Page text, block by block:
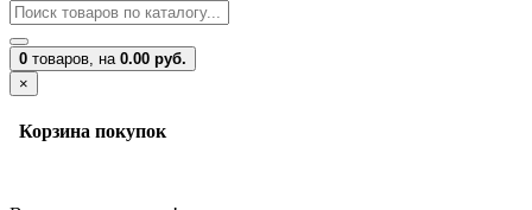
0 товаров, на 0.00 руб.
×
Корзина покупок